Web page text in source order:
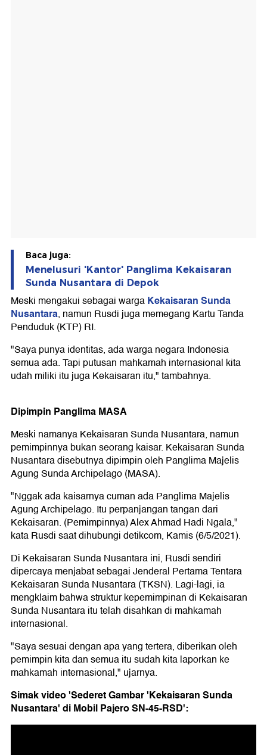
Baca juga:
Menelusuri 'Kantor' Panglima Kekaisaran
Sunda Nusantara di Depok
Meski mengakui sebagai wargaKekaisaran Sunda
Nusantara, namun Rusdi juga memegang Kartu Tanda
Penduduk (KTP) RI.
"Saya punya identitas, ada warga negara Indonesia
semua ada. Tapi putusan mahkamah internasional kita
udah miliki itu juga Kekaisaran itu," tambahnya.
Dipimpin Panglima MASA
Meski namanya Kekaisaran Sunda Nusantara, namun
pemimpinnya bukan seorang kaisar. Kekaisaran Sunda
Nusantara disebutnya dipimpin oleh Panglima Majelis
Agung Sunda Archipelago (MASA).
"Nggak ada kaisarnya cuman ada Panglima Majelis
Agung Archipelago. Itu perpanjangan tangan dari
Kekaisaran. (Pemimpinnya) Alex Ahmad Hadi Ngala,"
kata Rusdi saat dihubungi detikcom, Kamis (6/5/2021).
Di Kekaisaran Sunda Nusantara ini, Rusdi sendiri
dipercaya menjabat sebagai Jenderal Pertama Tentara
Kekaisaran Sunda Nusantara (TKSN). Lagi-lagi, ia
mengklaim bahwa struktur kepemimpinan di Kekaisaran
Sunda Nusantara itu telah disahkan di mahkamah
internasional.
"Saya sesuai dengan apa yang tertera, diberikan oleh
pemimpin kita dan semua itu sudah kita laporkan ke
mahkamah internasional," ujarnya.
Simak video 'Sederet Gambar 'Kekaisaran Sunda
Nusantara' di Mobil Pajero SN-45-RSD':